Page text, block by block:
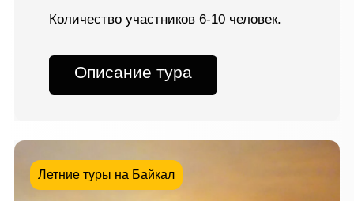
Летние туры на Байкал
Количество участников 6-10 человек.
Описание тура